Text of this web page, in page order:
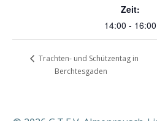
Zeit:
14:00 - 16:00
Trachten- und Schützentag in
Berchtesgaden